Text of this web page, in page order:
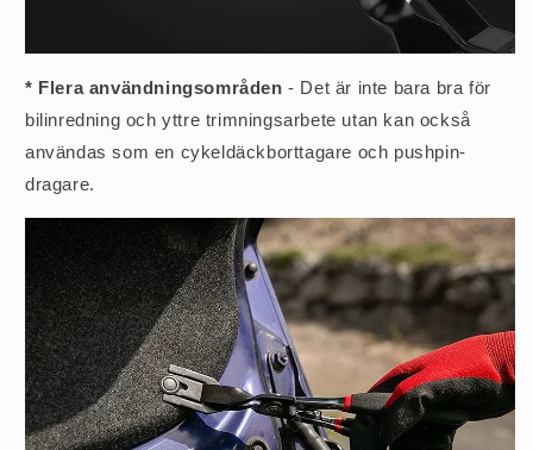
* Flera användningsområden - Det är inte bara bra för
bilinredning och yttre trimningsarbete utan kan också
användas som en cykeldäckborttagare och pushpin-
dragare.